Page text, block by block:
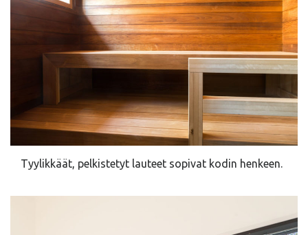
Tyylikkäät, pelkistetyt lauteet sopivat kodin henkeen.